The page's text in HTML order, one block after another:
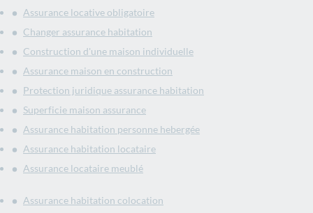
Assurance locative obligatoire
Changer assurance habitation
Construction d'une maison individuelle
Assurance maison en construction
Protection juridique assurance habitation
Superficie maison assurance
Assurance habitation personne hebergée
Assurance habitation locataire
Assurance locataire meublé
Assurance habitation colocation